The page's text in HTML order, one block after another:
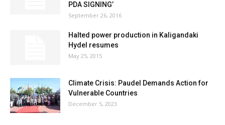
PDA SIGNING’
September 26, 2016
Halted power production in Kaligandaki
Hydel resumes
May 25, 2015
Climate Crisis: Paudel Demands Action for
Vulnerable Countries
December 5, 2023